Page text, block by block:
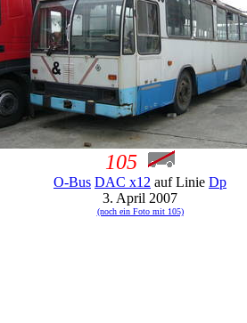
105
O-Bus DAC x12 auf Linie Dp
3. April 2007
(noch ein Foto mit 105)